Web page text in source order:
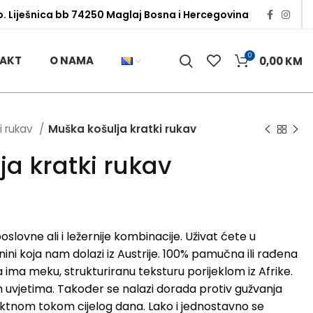
Liješnica bb 74250 Maglaj Bosna i Hercegovina
O NAMA 0 0,00KM
rukav Muška košulja kratki rukav
kratki rukav
ali i ležernije kombinacije. Uživat ćete u
koja nam dolazi iz Austrije. 100% pamučna ili rađena
meku, strukturiranu teksturu porijeklom iz Afrike.
Također se nalazi dorada protiv gužvanja
tokom cijelog dana. Lako i jednostavno se